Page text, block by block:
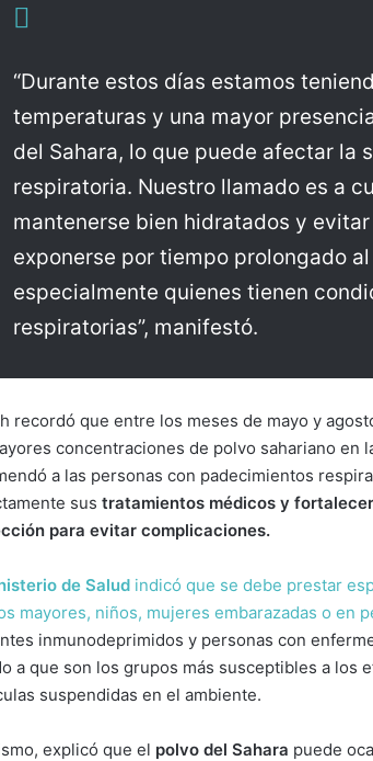
“Durante estos días estamos
temperaturas y una mayor
del Sahara, lo que puede afectar la
respiratoria. Nuestro llamado es a
mantenerse bien hidratados y evitar
exponerse por tiempo prolongado al
especialmente quienes tienen
respiratorias”, manifestó.
recordó que entre los meses de mayo y
concentraciones de polvo sahariano en
a las personas con padecimientos
sus tratamientos médicos y
para evitar complicaciones.
de Salud indicó que se debe prestar
mayores, niños, mujeres embarazadas o en
inmunodeprimidos y personas con
a que son los grupos más susceptibles a los
suspendidas en el ambiente.
explicó que el polvo del Sahara puede